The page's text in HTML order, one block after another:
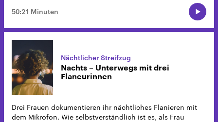
50:21 Minuten
Nächtlicher Streifzug
Nachts – Unterwegs mit drei
Flaneurinnen
Drei Frauen dokumentieren ihr nächtliches Flanieren mit
dem Mikrofon. Wie selbstverständlich ist es, als Frau